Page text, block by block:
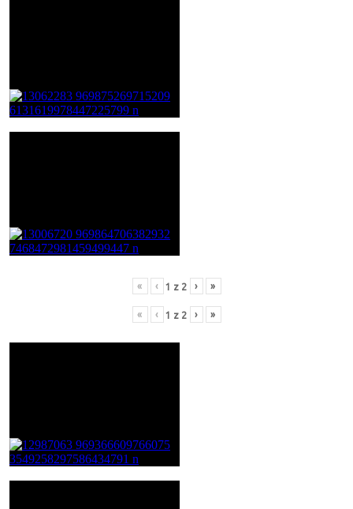
« ‹ 1 z 2 › »
« ‹ 1 z 2 › »